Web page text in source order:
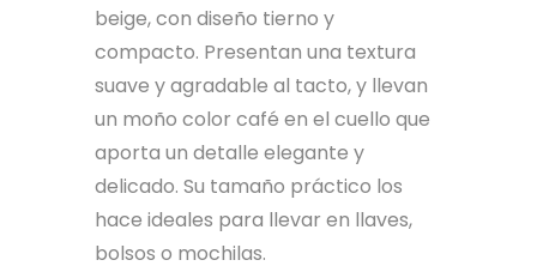
beige, con diseño tierno y
compacto. Presentan una textura
suave y agradable al tacto, y llevan
un moño color café en el cuello que
aporta un detalle elegante y
delicado. Su tamaño práctico los
hace ideales para llevar en llaves,
bolsos o mochilas.